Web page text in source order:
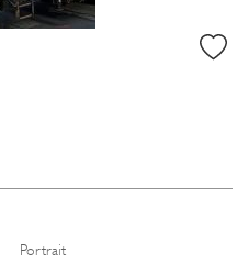
Portrait